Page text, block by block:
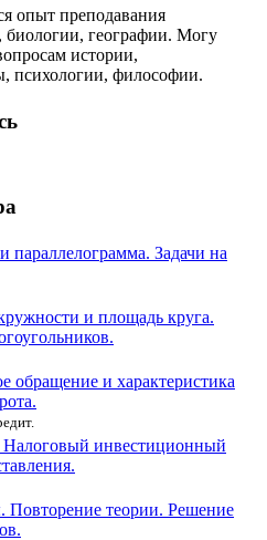
опыт преподавания
географии. Могу
истории,
психологии, философии.
параллелограмма. Задачи на
и площадь круга.
и характеристика
инвестиционный
Повторение теории. Решение